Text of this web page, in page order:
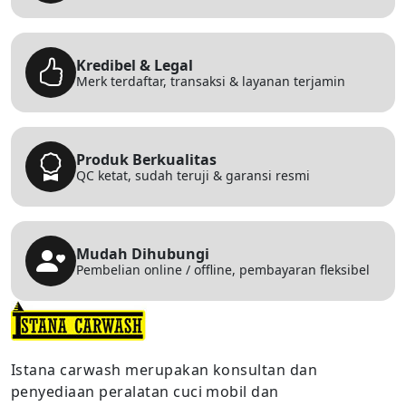
Kredibel & Legal
Merk terdaftar, transaksi & layanan terjamin
Produk Berkualitas
QC ketat, sudah teruji & garansi resmi
Mudah Dihubungi
Pembelian online / offline, pembayaran fleksibel
Istana carwash merupakan konsultan dan
penyediaan peralatan cuci mobil dan